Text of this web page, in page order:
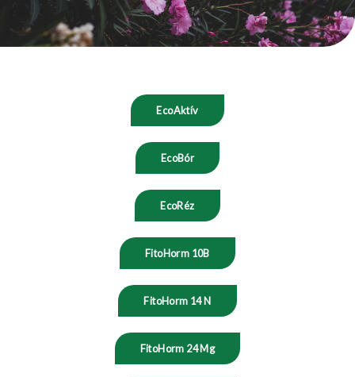
EcoAktív
EcoBór
EcoRéz
FitoHorm 10B
FitoHorm 14 N
FitoHorm 24 Mg